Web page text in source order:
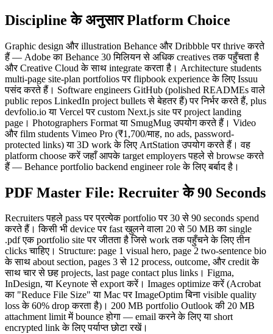
Discipline के अनुसार Platform Choice
Graphic design और illustration Behance और Dribbble पर thrive करते
हैं — Adobe का Behance 30 मिलियन से अधिक creatives तक पहुँचता है
और Creative Cloud के साथ integrate करता है। Architecture students
multi-page site-plan portfolios पर flipbook experience के लिए Issuu
पसंद करते हैं। Software engineers GitHub (polished READMEs वाले
public repos LinkedIn project bullets से बेहतर हैं) पर निर्भर करते हैं, plus
devfolio.io या Vercel पर custom Next.js site पर project landing
page। Photographers Format या SmugMug उपयोग करते हैं। Video
और film students Vimeo Pro (₹1,700/माह, no ads, password-
protected links) या 3D work के लिए ArtStation उपयोग करते हैं। वह
platform choose करें जहाँ आपके target employers पहले से browse करते
हैं — Behance portfolio backend engineer role के लिए बर्बाद है।
PDF Master File: Recruiter के 90 Seconds
Recruiters पहले pass पर प्रत्येक portfolio पर 30 से 90 seconds spend
करते हैं। किसी भी device पर fast खुलने वाला 20 से 50 MB का single
.pdf एक portfolio site पर जीतता है जिसे work तक पहुँचने के लिए तीन
clicks चाहिए। Structure: page 1 visual hero, page 2 two-sentence bio
के साथ about section, pages 3 से 12 process, outcome, और credit के
साथ चार से छह projects, last page contact plus links। Figma,
InDesign, या Keynote से export करें। Images optimize करें (Acrobat
का "Reduce File Size" या Mac पर ImageOptim बिना visible quality
loss के 60% drop करता है)। 200 MB portfolio Outlook की 20 MB
attachment limit में bounce होगा — email करने के लिए या short
encrypted link के लिए पर्याप्त छोटा रखें।